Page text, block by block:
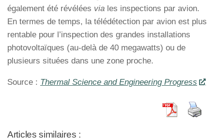
également été révélées via les inspections par avion.
En termes de temps, la télédétection par avion est plus
rentable pour l’inspection des grandes installations
photovoltaïques (au-delà de 40 megawatts) ou de
plusieurs situées dans une zone proche.
Source : Thermal Science and Engineering Progress
Articles similaires :